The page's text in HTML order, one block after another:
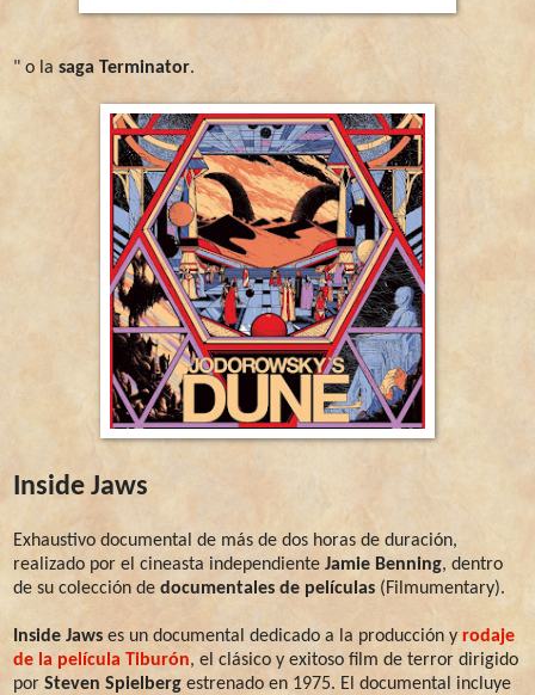
" o la saga Terminator.
Inside Jaws
Exhaustivo documental de más de dos horas de duración,
realizado por el cineasta independiente Jamie Benning, dentro
de su colección de documentales de películas (Filmumentary).
Inside Jaws es un documental dedicado a la producción y rodaje
de la película Tiburón, el clásico y exitoso film de terror dirigido
por Steven Spielberg estrenado en 1975. El documental incluye